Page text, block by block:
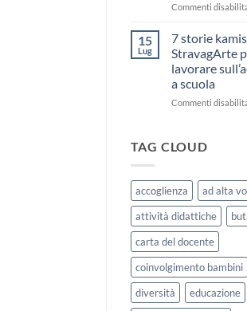
Commenti
15
Lug
7 storie
StravagArte
lavorare
a scuola
Commenti
TAG CLOUD
accoglienza
ad alta
attività didattiche
carta del docente
coinvolgimento bambini
diversità
educazione